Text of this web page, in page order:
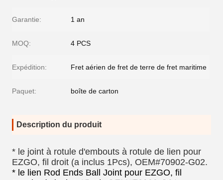
Garantie: 1 an
MOQ: 4 PCS
Expédition: Fret aérien de fret de terre de fret maritime
Paquet: boîte de carton
Description du produit
* le joint à rotule d'embouts à rotule de lien pour
EZGO, fil droit (a inclus 1Pcs), OEM#70902-G02.
* le lien Rod Ends Ball Joint pour EZGO, fil